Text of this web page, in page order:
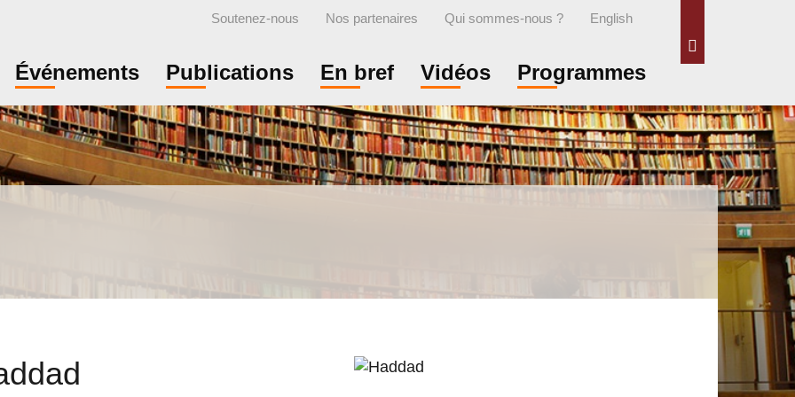
Soutenez-nous Nos partenaires Qui sommes-nous ? English
Événements Publications En bref Vidéos Programmes